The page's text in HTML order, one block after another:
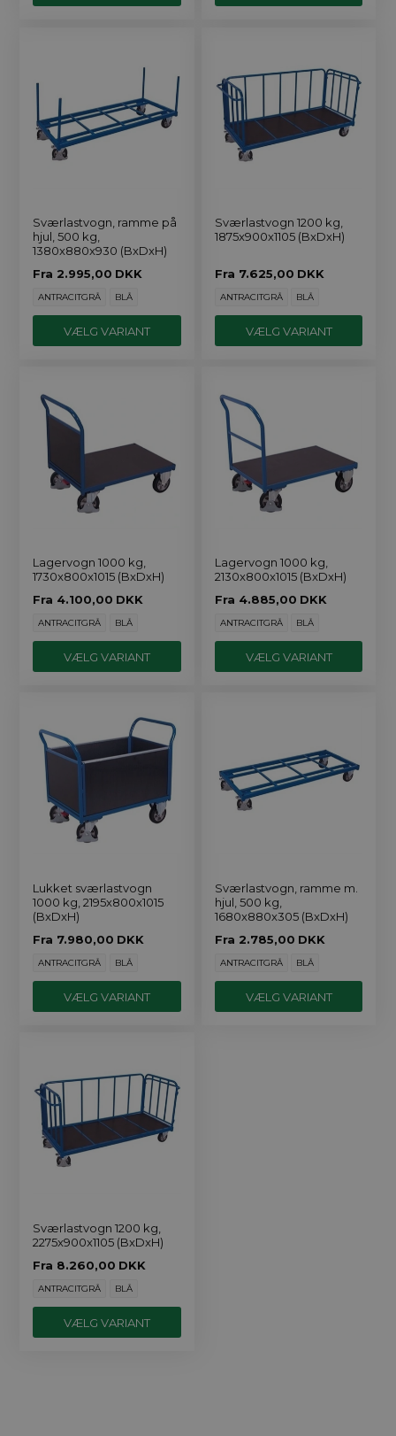
Sværlastvogn, ramme på
hjul, 500 kg,
1380x880x930 (BxDxH)
Fra 2.995,00 DKK
ANTRACITGRÅ BLÅ
VÆLG VARIANT
Sværlastvogn 1200 kg,
1875x900x1105 (BxDxH)
Fra 7.625,00 DKK
ANTRACITGRÅ BLÅ
VÆLG VARIANT
Lagervogn 1000 kg,
1730x800x1015 (BxDxH)
Fra 4.100,00 DKK
ANTRACITGRÅ BLÅ
VÆLG VARIANT
Lagervogn 1000 kg,
2130x800x1015 (BxDxH)
Fra 4.885,00 DKK
ANTRACITGRÅ BLÅ
VÆLG VARIANT
Lukket sværlastvogn
1000 kg, 2195x800x1015
(BxDxH)
Fra 7.980,00 DKK
ANTRACITGRÅ BLÅ
VÆLG VARIANT
Sværlastvogn, ramme m.
hjul, 500 kg,
1680x880x305 (BxDxH)
Fra 2.785,00 DKK
ANTRACITGRÅ BLÅ
VÆLG VARIANT
Sværlastvogn 1200 kg,
2275x900x1105 (BxDxH)
Fra 8.260,00 DKK
ANTRACITGRÅ BLÅ
VÆLG VARIANT